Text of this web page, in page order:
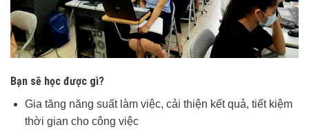
Bạn sẽ học được gì?
Gia tăng năng suất làm việc, cải thiện kết quả, tiết kiệm
thời gian cho công việc